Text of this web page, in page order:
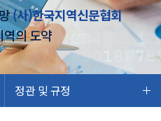
(사)한국지역신문협회
의 도약
정관 및 규정